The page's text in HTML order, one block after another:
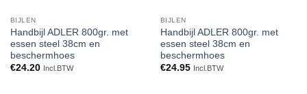
BIJLEN
Handbijl ADLER 800gr. met
essen steel 38cm en
beschermhoes
€24.20 Incl.BTW
BIJLEN
Handbijl ADLER 800gr. met
essen steel 38cm en
beschermhoes
€24.95 Incl.BTW